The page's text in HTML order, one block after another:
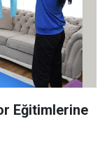
Eğitimlerine